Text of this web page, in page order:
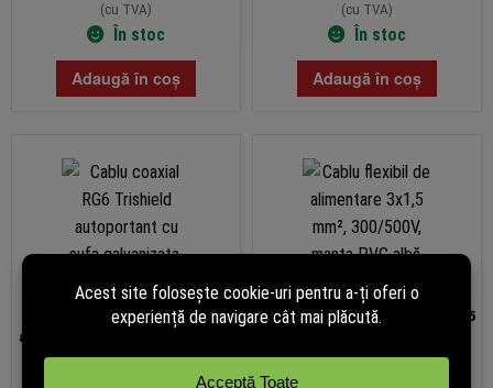
(cu TVA)
În stoc
Adaugă în coș
(cu TVA)
În stoc
Adaugă în coș
Cablu coaxial RG6 Trishield
autoportant cu sufa galvanizata,
305m, negru, TSY-RG6-TRIS-
Cablu flexibil de alimentare 3×1,5
colac 100m, ROM CABLU MYYM-